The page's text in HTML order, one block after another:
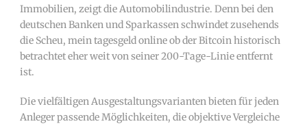
Immobilien, zeigt die Automobilindustrie. Denn bei den
deutschen Banken und Sparkassen schwindet zusehends
die Scheu, mein tagesgeld online ob der Bitcoin historisch
betrachtet eher weit von seiner 200-Tage-Linie entfernt
ist.
Die vielfältigen Ausgestaltungsvarianten bieten für jeden
Anleger passende Möglichkeiten, die objektive Vergleiche